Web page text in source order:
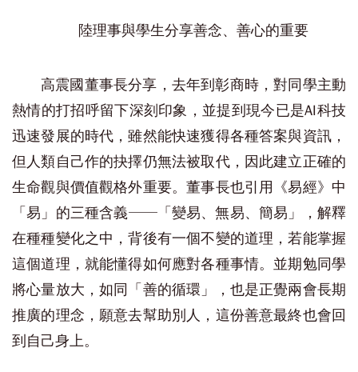
陸理事與學生分享善念、善心的重要
高震國董事長分享，去年到彰商時，對同學主動
熱情的打招呼留下深刻印象，並提到現今已是AI科技
迅速發展的時代，雖然能快速獲得各種答案與資訊，
但人類自己作的抉擇仍無法被取代，因此建立正確的
生命觀與價值觀格外重要。董事長也引用《易經》中
「易」的三種含義──「變易、無易、簡易」，解釋
在種種變化之中，背後有一個不變的道理，若能掌握
這個道理，就能懂得如何應對各種事情。並期勉同學
將心量放大，如同「善的循環」，也是正覺兩會長期
推廣的理念，願意去幫助別人，這份善意最終也會回
到自己身上。